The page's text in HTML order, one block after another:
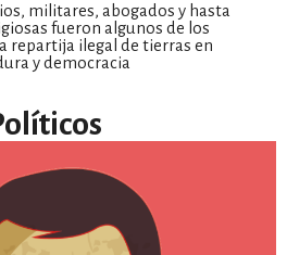
militares, abogados y hasta
fueron algunos de los
repartija ilegal de tierras en
y democracia